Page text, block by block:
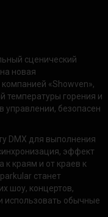
сценический
новая
«Showven»,
температуры горения и
безопасен
DMX для выполнения
эффект
к краям и от краев к
станет
шоу, концертов,
использовать обычные